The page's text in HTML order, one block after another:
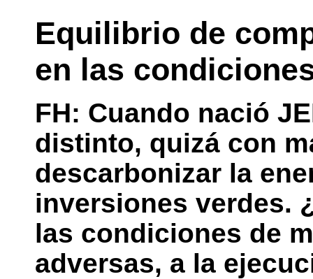
Equilibrio de
en las
FH: Cuando nació
distinto, quizá con
descarbonizar la
inversiones verdes.
las condiciones de
adversas, a la